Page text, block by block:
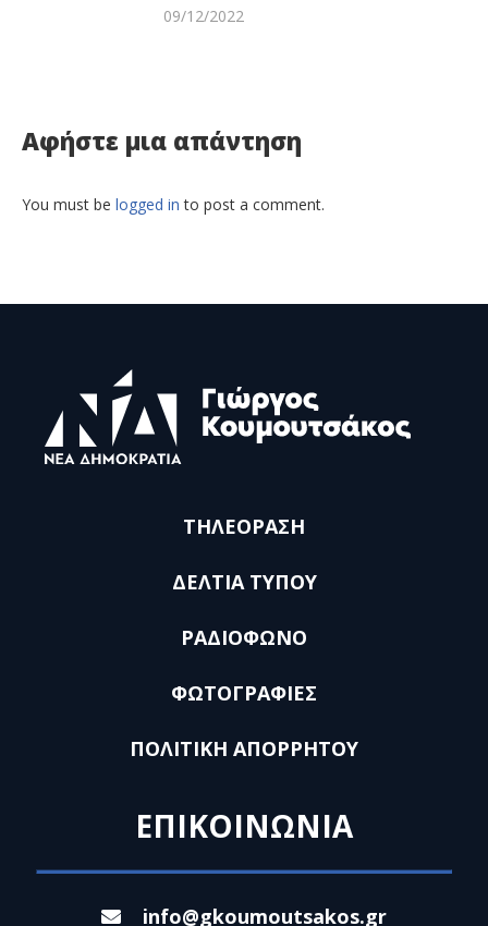
09/12/2022
Αφήστε μια απάντηση
You must be logged in to post a comment.
ΤΗΛΕΟΡΑΣΗ
ΔΕΛΤΙΑ ΤΥΠΟΥ
ΡΑΔΙΟΦΩΝΟ
ΦΩΤΟΓΡΑΦΙΕΣ
ΠΟΛΙΤΙΚΗ ΑΠΟΡΡΗΤΟΥ
ΕΠΙΚΟΙΝΩΝΙΑ
info@gkoumoutsakos.gr